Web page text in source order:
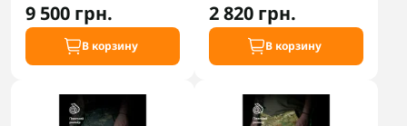
9 500 грн.
В корзину
2 820 грн.
В корзину